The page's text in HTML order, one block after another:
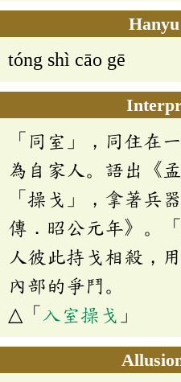
tóng shì cāo gē
「同室」，同住在
為自家人。語出《
「操戈」，拿著兵
傳．昭公元年》。
人彼此持戈相殺，
內部的爭鬥。
△「 入室操戈 」